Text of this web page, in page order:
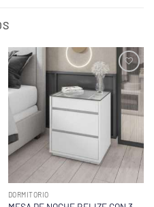
DORMITORIO